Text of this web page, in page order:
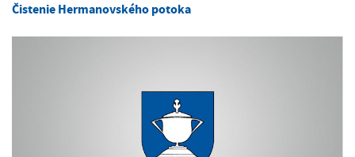
Čistenie Hermanovského potoka